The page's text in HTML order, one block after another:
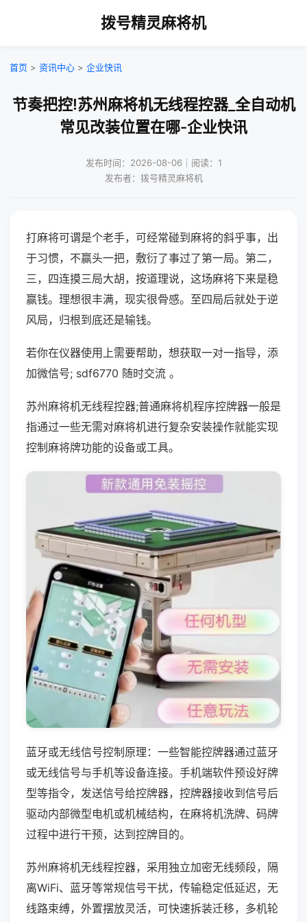
拨号精灵麻将机
首页 > 资讯中心 > 企业快讯
节奏把控!苏州麻将机无线程控器_全自动机
常见改装位置在哪-企业快讯
发布时间：2026-08-06｜阅读：1
发布者：拨号精灵麻将机
打麻将可谓是个老手，可经常碰到麻将的斜乎事，出
于习惯，不赢头一把，敷衍了事过了第一局。第二，
三，四连摸三局大胡，按道理说，这场麻将下来是稳
赢钱。理想很丰满，现实很骨感。至四局后就处于逆
风局，归根到底还是输钱。
若你在仪器使用上需要帮助，想获取一对一指导，添
加微信号; sdf6770 随时交流 。
苏州麻将机无线程控器;普通麻将机程序控牌器一般是
指通过一些无需对麻将机进行复杂安装操作就能实现
控制麻将牌功能的设备或工具。
蓝牙或无线信号控制原理：一些智能控牌器通过蓝牙
或无线信号与手机等设备连接。手机端软件预设好牌
型等指令，发送信号给控牌器，控牌器接收到信号后
驱动内部微型电机或机械结构，在麻将机洗牌、码牌
过程中进行干预，达到控牌目的。
苏州麻将机无线程控器，采用独立加密无线频段，隔
离WiFi、蓝牙等常规信号干扰，传输稳定低延迟，无
线路束缚，外置摆放灵活，可快速拆装迁移，多机轮